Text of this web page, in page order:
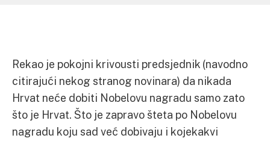
Rekao je pokojni krivousti predsjednik (navodno
citirajući nekog stranog novinara) da nikada
Hrvat neće dobiti Nobelovu nagradu samo zato
što je Hrvat. Što je zapravo šteta po Nobelovu
nagradu koju sad već dobivaju i kojekakvi